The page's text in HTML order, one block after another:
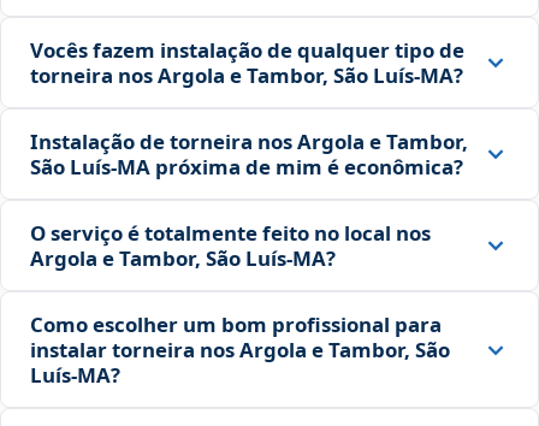
Vocês fazem instalação de qualquer tipo de
torneira nos Argola e Tambor, São Luís‑MA?
Instalação de torneira nos Argola e Tambor,
São Luís‑MA próxima de mim é econômica?
O serviço é totalmente feito no local nos
Argola e Tambor, São Luís‑MA?
Como escolher um bom profissional para
instalar torneira nos Argola e Tambor, São
Luís‑MA?